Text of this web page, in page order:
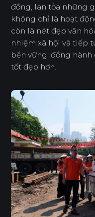
đồng, lan tỏa những
không chỉ là hoạt
còn là nét đẹp văn
nhiệm xã hội và tiếp
bền vững, đồng
tốt đẹp hơn.